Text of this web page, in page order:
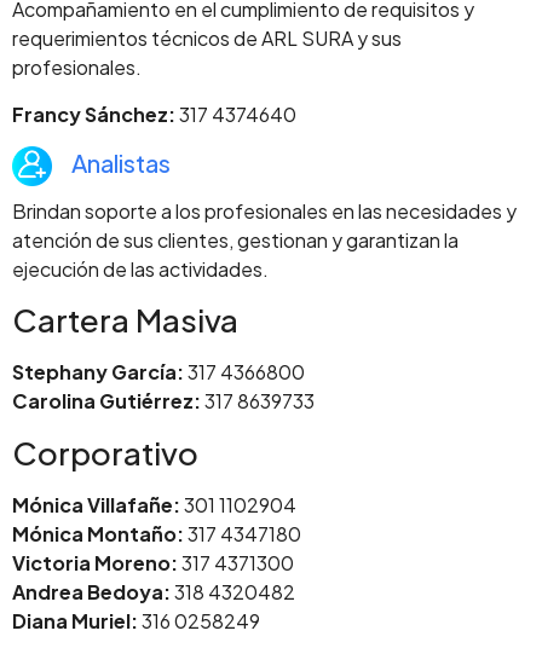
Acompañamiento en el cumplimiento de requisitos y
requerimientos técnicos de ARL SURA y sus
profesionales.
Francy Sánchez:317 4374640
Analistas
Brindan soporte a los profesionales en las necesidades y
atención de sus clientes, gestionan y garantizan la
ejecución de las actividades.
Cartera Masiva
Stephany García:317 4366800
Carolina Gutiérrez:317 8639733
Corporativo
Mónica Villafañe:301 1102904
Mónica Montaño:317 4347180
Victoria Moreno:317 4371300
Andrea Bedoya:318 4320482
Diana Muriel:316 0258249